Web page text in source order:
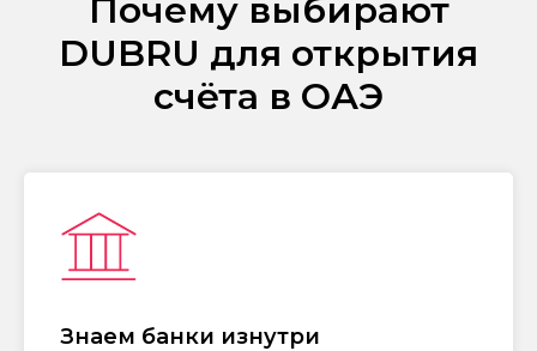
Почему выбирают
DUBRU для открытия
счёта в ОАЭ
Знаем банки изнутри